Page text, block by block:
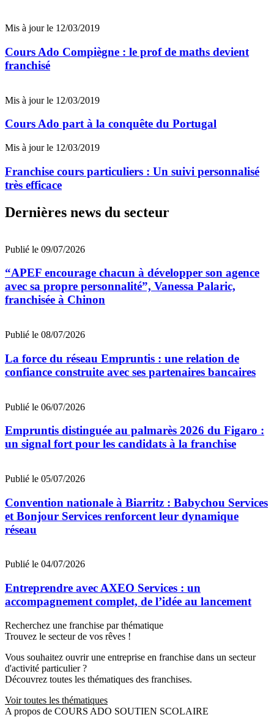
Mis à jour le 12/03/2019
Cours Ado Compiègne : le prof de maths devient
franchisé
Mis à jour le 12/03/2019
Cours Ado part à la conquête du Portugal
Mis à jour le 12/03/2019
Franchise cours particuliers : Un suivi personnalisé
très efficace
Dernières news du secteur
Publié le 09/07/2026
“APEF encourage chacun à développer son agence
avec sa propre personnalité”, Vanessa Palaric,
franchisée à Chinon
Publié le 08/07/2026
La force du réseau Empruntis : une relation de
confiance construite avec ses partenaires bancaires
Publié le 06/07/2026
Empruntis distinguée au palmarès 2026 du Figaro :
un signal fort pour les candidats à la franchise
Publié le 05/07/2026
Convention nationale à Biarritz : Babychou Services
et Bonjour Services renforcent leur dynamique
réseau
Publié le 04/07/2026
Entreprendre avec AXEO Services : un
accompagnement complet, de l’idée au lancement
Recherchez une franchise par thématique
Trouvez le secteur de vos rêves !
Vous souhaitez ouvrir une entreprise en franchise dans un secteur
d'activité particulier ?
Découvrez toutes les thématiques des franchises.
Voir toutes les thématiques
A propos de COURS ADO SOUTIEN SCOLAIRE